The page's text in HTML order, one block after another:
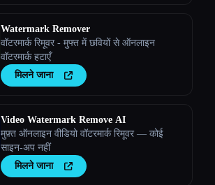
Watermark Remover
वॉटरमार्क रिमूवर - मुफ्त में छवियों से ऑनलाइन
वॉटरमार्क हटाएँ
मिलने जाना
Video Watermark Remove AI
मुफ़्त ऑनलाइन वीडियो वॉटरमार्क रिमूवर — कोई
साइन-अप नहीं
मिलने जाना